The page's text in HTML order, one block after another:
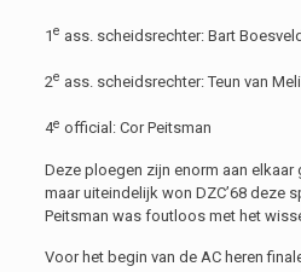
1e ass. scheidsrechter: Bart Boesveld
2e ass.scheidsrechter:Teun van
4e official: Cor Peitsman
Deze ploegen zijn enorm aan
maar uiteindelijk won DZC’68 deze
Peitsman was foutloos met het
Voor het begin van de AC heren